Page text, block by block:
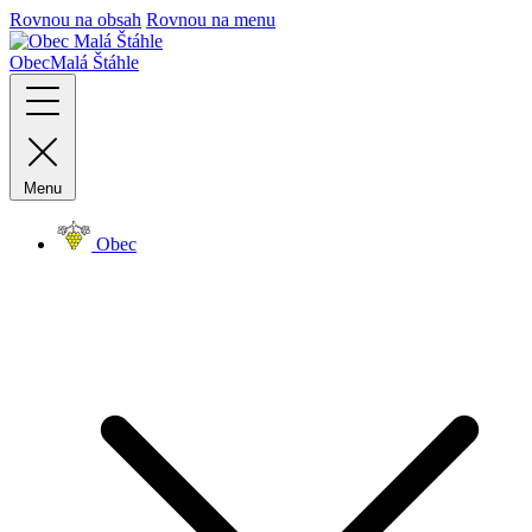
Rovnou na obsah Rovnou na menu
ObecMalá Štáhle
Menu
Obec